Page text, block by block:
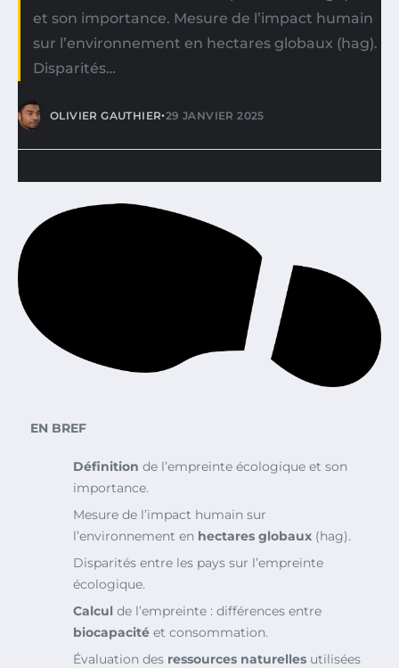
et son importance. Mesure de l’impact humain
sur l’environnement en hectares globaux (hag).
Disparités…
OLIVIER GAUTHIER•29 JANVIER 2025
EN BREF
Définition de l’empreinte écologique et son
importance.
Mesure de l’impact humain sur
l’environnement en hectares globaux (hag).
Disparités entre les pays sur l’empreinte
écologique.
Calcul de l’empreinte : différences entre
biocapacité et consommation.
Évaluation des ressources naturelles utilisées